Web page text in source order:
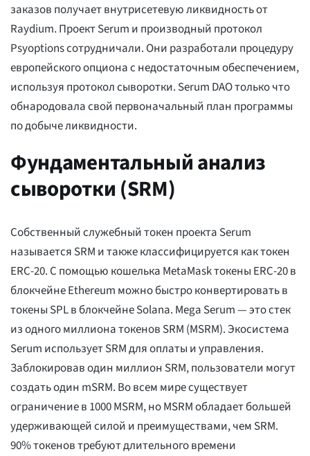
заказов получает внутрисетевую ликвидность от
Raydium. Проект Serum и производный протокол
Psyoptions сотрудничали. Они разработали процедуру
европейского опциона с недостаточным обеспечением,
используя протокол сыворотки. Serum DAO только что
обнародовала свой первоначальный план программы
по добыче ликвидности.
Фундаментальный анализ
сыворотки (SRM)
Собственный служебный токен проекта Serum
называется SRM и также классифицируется как токен
ERC-20. С помощью кошелька MetaMask токены ERC-20 в
блокчейне Ethereum можно быстро конвертировать в
токены SPL в блокчейне Solana. Mega Serum — это стек
из одного миллиона токенов SRM (MSRM). Экосистема
Serum использует SRM для оплаты и управления.
Заблокировав один миллион SRM, пользователи могут
создать один mSRM. Во всем мире существует
ограничение в 1000 MSRM, но MSRM обладает большей
удерживающей силой и преимуществами, чем SRM.
90% токенов требуют длительного времени